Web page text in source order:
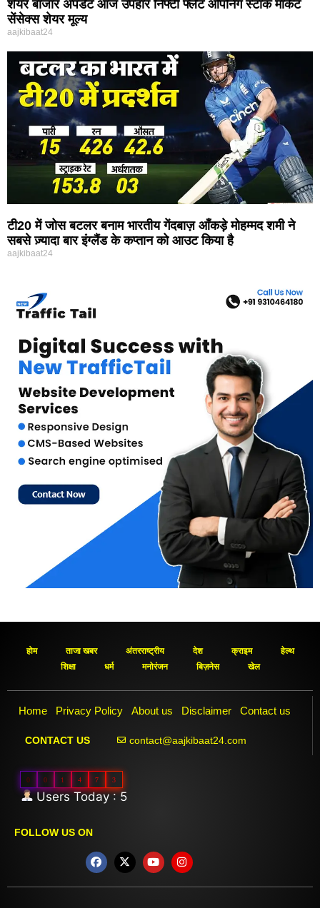
शेयर बाजार अपडेट आज उपहार निफ्टी फ्लैट ओपनिंग स्टॉक मार्केट
सेंसेक्स शेयर मूल्य
aajkibaat24
टी20 में जोस बटलर बनाम भारतीय गेंदबाज़ आँकड़े मोहम्मद शमी ने
सबसे ज़्यादा बार इंग्लैंड के कप्तान को आउट किया है
aajkibaat24
होम ताजा खबर अंतरराष्ट्रीय देश क्राइम
हेल्थ
शिक्षा
धर्म मनोरंजन बिज़नेस खेल
Home Privacy Policy About us Disclaimer Contact us
CONTACT US contact@aajkibaat24.com
0 0 1 4 7 3
Users Today : 5
FOLLOW US ON